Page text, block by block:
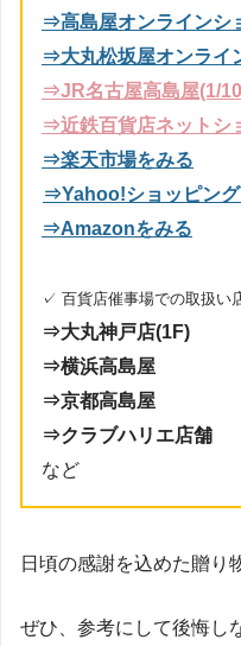
⇒高島屋オンラインシ
⇒大丸松坂屋オンライ
⇒JR名古屋高島屋(1/
⇒近鉄百貨店ネットシ
⇒楽天市場をみる
⇒Yahoo!ショッピング
⇒Amazonをみる
✓ 百貨店催事場での取扱い
⇒大丸神戸店(1F)
⇒横浜高島屋
⇒京都高島屋
⇒クラブハリエ店舗
など
日頃の感謝を込めた贈
ぜひ、参考にして後悔し